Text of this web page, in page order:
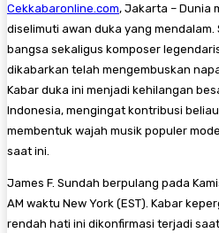
Cekkabaronline.com, Jakarta – ​Dunia
diselimuti awan duka yang
bangsa sekaligus komposer
dikabarkan telah mengembuskan
Kabar duka ini menjadi kehilangan
Indonesia, mengingat kontribusi
membentuk wajah musik populer
saat ini.
​James F. Sundah berpulang pada
AM waktu New York (EST). Kabar
rendah hati ini dikonfirmasi terjadi